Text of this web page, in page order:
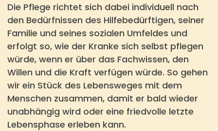
Die Pflege richtet sich dabei individuell nach
den Bedürfnissen des Hilfebedürftigen, seiner
Familie und seines sozialen Umfeldes und
erfolgt so, wie der Kranke sich selbst pflegen
würde, wenn er über das Fachwissen, den
Willen und die Kraft verfügen würde. So gehen
wir ein Stück des Lebensweges mit dem
Menschen zusammen, damit er bald wieder
unabhängig wird oder eine friedvolle letzte
Lebensphase erleben kann.